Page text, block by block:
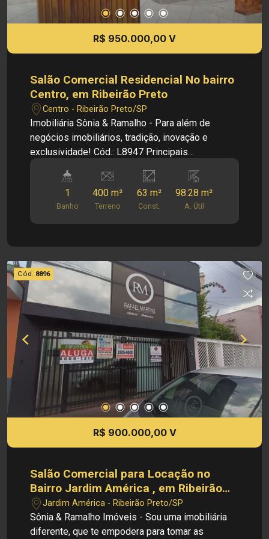
R$ 950.000,00 V
Salão Comercial Residencial No bairro
Centro, em Ribeirão Preto
Centro - Ribeirão Preto/SP
Imobiliária Sônia & Ramalho - Para além de
negócios imobiliários, tradição, inovação e
exclusividade! Cód.: L8947 Principais
Bairro Centro - Salão Amplo - Cozinha - 01
Banheiro Dimensões: - 400,00 de Área Terreno -
98,28 m² de Área Útil Informações Bônus: -
Imóvel nas imediações de hospital, USP, posto
Investimento de IPTU: R$ 420,30 Investimento
de Venda: R$ 950.000,00 Obs: A imobiliária se
reserva ao direito de alterar qualquer informação
referente aos valores, dados e disponibilidade
de seus imóveis, sem aviso prévio.
1
Banho
400 m²
Terreno
63 m²
Const.
98.28 m²
A. Útil
Cód. 8896
R$ 900.000,00 V
Salão Comercial para Locação no
Bairro Jardim América , em Ribeirão
Preto
Jardim América - Ribeirão Preto/SP
Sônia & Ramalho Imóveis - Sou uma imobiliária
diferente, que te empodera para tomar as